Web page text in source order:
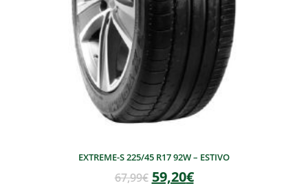
EXTREME-S 225/45 R17 92W – ESTIVO
67,99€ 59,20€